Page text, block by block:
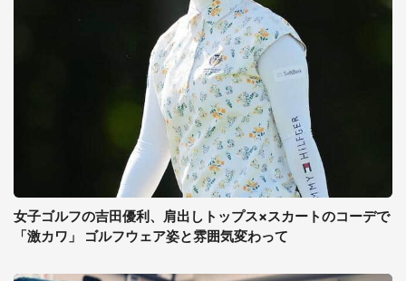
女子ゴルフの吉田優利、肩出しトップス×スカートのコーデで
「激カワ」 ゴルフウェア姿と雰囲気変わって